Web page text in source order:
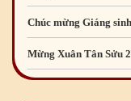
Chúc mừng Giáng
Mừng Xuân Tân Sửu